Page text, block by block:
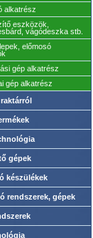
alkatrész
eszközök,
vágódeszka stb.
előmosó
gép alkatrész
gép alkatrész
gépek
készülékek
rendszerek, gépek